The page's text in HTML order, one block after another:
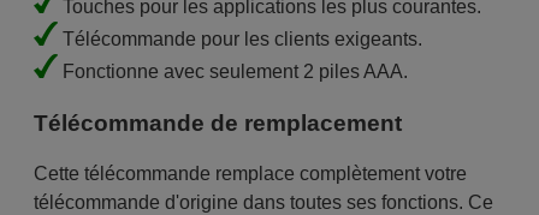
Touches pour les applications les plus courantes.
Télécommande pour les clients exigeants.
Fonctionne avec seulement 2 piles AAA.
Télécommande de remplacement
Cette télécommande remplace complètement votre
télécommande d'origine dans toutes ses fonctions. Ce